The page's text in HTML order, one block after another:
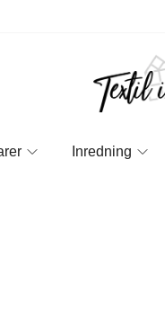
Inredning